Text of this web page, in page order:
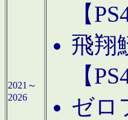
2021～
2026
【
飛翔
【
ゼロ